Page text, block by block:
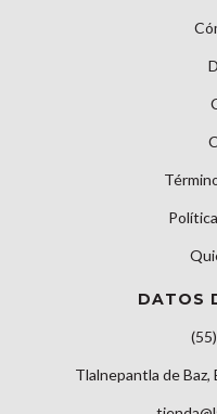
DATOS
Tlalnepantla de Baz,